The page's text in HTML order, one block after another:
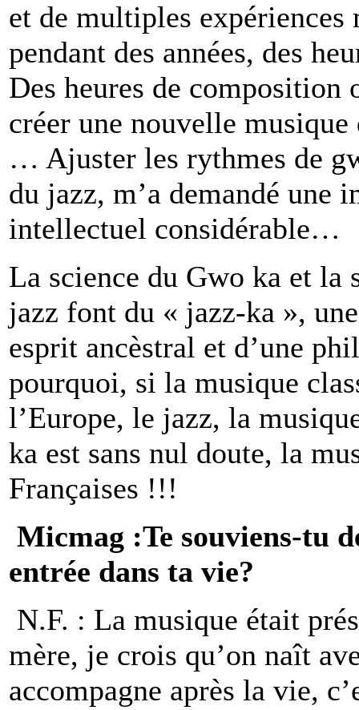
et de multiples
pendant des années, des
Des heures de composition
créer une nouvelle
… Ajuster les rythmes de
du jazz, m’a demandé une
intellectuel considérable…
La science du Gwo ka et la
jazz font du « jazz-ka »,
esprit ancèstral et d’une
pourquoi, si la musique
l’Europe, le jazz, la
ka est sans nul doute, la
Françaises !!!
Micmag :Te souviens-tu
entrée dans ta vie?
N.F. : La musique était
mère, je crois qu’on naît
accompagne après la vie,